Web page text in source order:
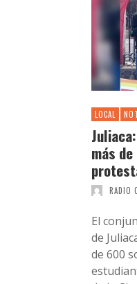
LOCAL
más
RADIO
El
de
de 600